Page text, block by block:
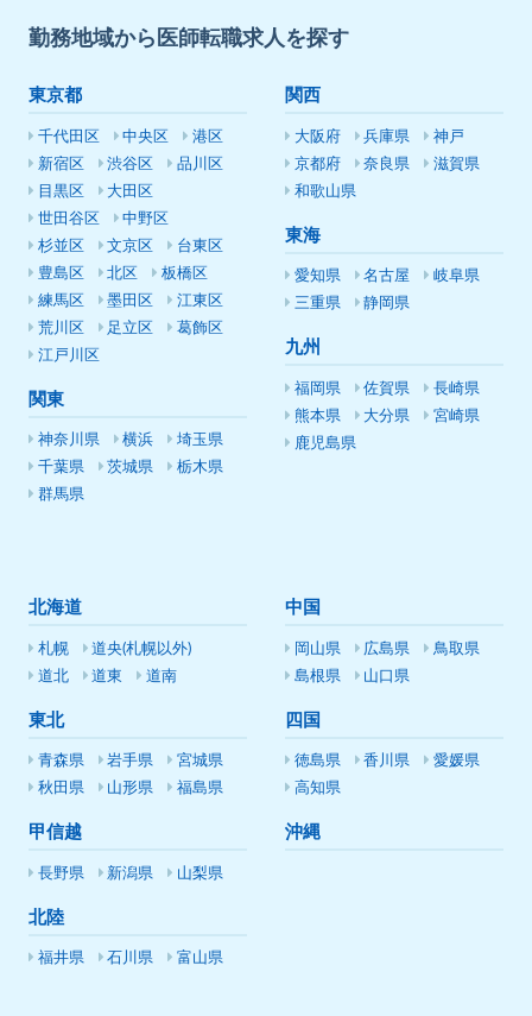
勤務地域から医師転職求人を探す
東京都
千代田区 中央区
港区
新宿区
渋谷区
品川区
目黒区
大田区
世田谷区
中野区
杉並区
文京区
台東区
豊島区
北区
板橋区
練馬区
墨田区
江東区
荒川区
足立区
葛飾区
江戸川区
関東
神奈川県 横浜
埼玉県
千葉県
茨城県
栃木県
群馬県
関西
大阪府 兵庫県
神戸
京都府
奈良県
滋賀県
和歌山県
東海
愛知県 名古屋
岐阜県
三重県
静岡県
九州
福岡県 佐賀県
長崎県
熊本県
大分県
宮崎県
鹿児島県
北海道
札幌
道央(札幌以外)
道北
道東 道南
東北
青森県 岩手県
宮城県
秋田県
山形県 福島県
甲信越
長野県 新潟県 山梨県
北陸
福井県 石川県 富山県
中国
岡山県 広島県
鳥取県
島根県
山口県
四国
徳島県 香川県
愛媛県
高知県
沖縄